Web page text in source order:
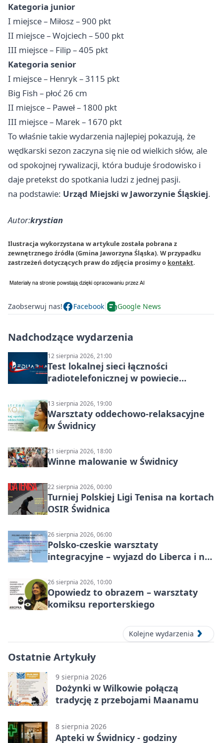
Kategoria junior
I miejsce – Miłosz – 900 pkt
II miejsce – Wojciech – 500 pkt
III miejsce – Filip – 405 pkt
Kategoria senior
I miejsce – Henryk – 3115 pkt
Big Fish – płoć 26 cm
II miejsce – Paweł – 1800 pkt
III miejsce – Marek – 1670 pkt
To właśnie takie wydarzenia najlepiej pokazują, że
wędkarski sezon zaczyna się nie od wielkich słów, ale
od spokojnej rywalizacji, która buduje środowisko i
daje pretekst do spotkania ludzi z jednej pasji.
na podstawie: Urząd Miejski w Jaworzynie Śląskiej.
Autor:krystian
Ilustracja wykorzystana w artykule została pobrana z
zewnętrznego źródła (Gmina Jaworzyna Śląska). W przypadku
zastrzeżeń dotyczących praw do zdjęcia prosimy o kontakt.
Zaobserwuj nas! Facebook Google News
Nadchodzące wydarzenia
12 sierpnia 2026, 21:00
Test lokalnej sieci łączności
radiotelefonicznej w powiecie
13 sierpnia 2026, 19:00
Warsztaty oddechowo-relaksacyjne
w Świdnicy
21 sierpnia 2026, 18:00
Winne malowanie w Świdnicy
22 sierpnia 2026, 00:00
Turniej Polskiej Ligi Tenisa na kortach
OSIR Świdnica
26 sierpnia 2026, 06:00
Polsko-czeskie warsztaty
integracyjne – wyjazd do Liberca i na
26 sierpnia 2026, 10:00
Opowiedz to obrazem – warsztaty
komiksu reporterskiego
Kolejne wydarzenia
Ostatnie Artykuły
9 sierpnia 2026
Dożynki w Wilkowie połączą
tradycję z przebojami Maanamu
8 sierpnia 2026
Apteki w Świdnicy - godziny